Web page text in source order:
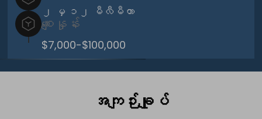
၂ မှ ၁၂ မီလီမီတာ
စျေးနှုန်း
$7,000-$100,000
အကျဉ်းချုပ်